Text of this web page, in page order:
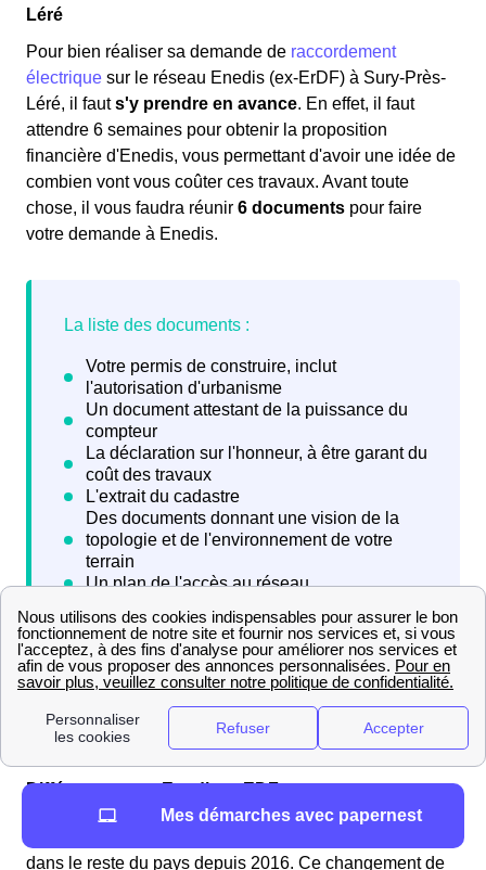
Léré
Pour bien réaliser sa demande de raccordement
électrique sur le réseau Enedis (ex-ErDF) à Sury-Près-
Léré, il fauts'y prendre en avance. En effet, il faut
attendre 6 semaines pour obtenir la proposition
financière d'Enedis, vous permettant d'avoir une idée de
combien vont vous coûter ces travaux. Avant toute
chose, il vous faudra réunir 6 documents pour faire
votre demande à Enedis.
S'informer sur Enedis (ex ERDF) à Sury-Près-Léré
Pourquoi ErDF se fait-il maintenant appeler Enedis à
Différence entre Enedis et EDF
dans le reste du pays depuis 2016. Ce changement de
Mes démarches avec papernest